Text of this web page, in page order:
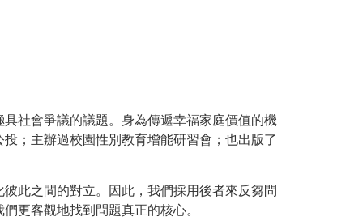
社會爭議的議題。身為傳遞幸福家庭價值的機
；主辦過校園性別教育增能研習會；也出版了
此之間的對立。因此，我們採用後者來反芻問
更客觀地找到問題真正的核心。